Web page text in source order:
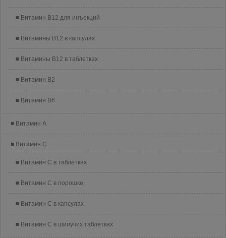
Витамин B12 для инъекций
Витамины B12 в капсулах
Витамины B12 в таблетках
Витамин B2
Витамин B6
Витамин A
Витамин C
Витамин C в таблетках
Витамин C в порошке
Витамин C в капсулах
Витамин C в шипучих таблетках